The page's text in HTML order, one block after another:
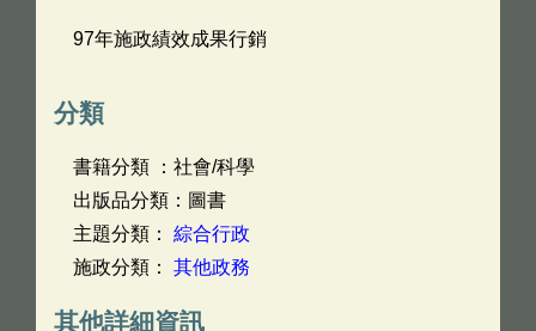
97年施政績效成果行銷
分類
書籍分類 ：社會/科學
出版品分類：圖書
主題分類： 綜合行政
施政分類： 其他政務
其他詳細資訊